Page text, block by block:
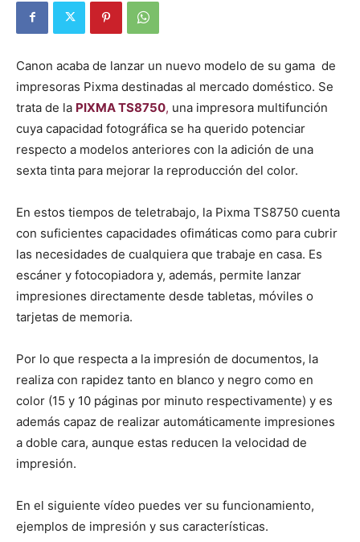
Canon acaba de lanzar un nuevo modelo de su gama de
impresoras Pixma destinadas al mercado doméstico. Se
trata de la PIXMA TS8750, una impresora multifunción
cuya capacidad fotográfica se ha querido potenciar
respecto a modelos anteriores con la adición de una
sexta tinta para mejorar la reproducción del color.
En estos tiempos de teletrabajo, la Pixma TS8750 cuenta
con suficientes capacidades ofimáticas como para cubrir
las necesidades de cualquiera que trabaje en casa. Es
escáner y fotocopiadora y, además, permite lanzar
impresiones directamente desde tabletas, móviles o
tarjetas de memoria.
Por lo que respecta a la impresión de documentos, la
realiza con rapidez tanto en blanco y negro como en
color (15 y 10 páginas por minuto respectivamente) y es
además capaz de realizar automáticamente impresiones
a doble cara, aunque estas reducen la velocidad de
impresión.
En el siguiente vídeo puedes ver su funcionamiento,
ejemplos de impresión y sus características.